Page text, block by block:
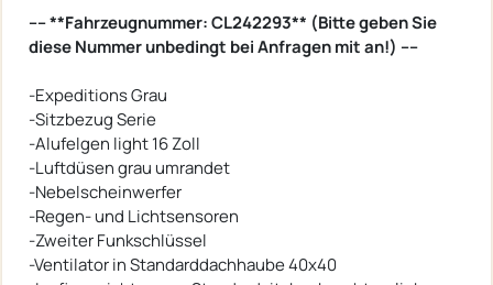
---- **Fahrzeugnummer: CL242293** (Bitte geben Sie
diese Nummer unbedingt bei Anfragen mit an!) ----
-Expeditions Grau
-Sitzbezug Serie
-Alufelgen light 16 Zoll
-Luftdüsen grau umrandet
-Nebelscheinwerfer
-Regen- und Lichtsensoren
-Zweiter Funkschlüssel
-Ventilator in Standarddachhaube 40x40